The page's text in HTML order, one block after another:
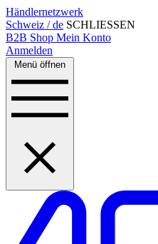
Händlernetzwerk
Schweiz / de SCHLIESSEN
B2B Shop Mein Konto
Anmelden
Menü öffnen